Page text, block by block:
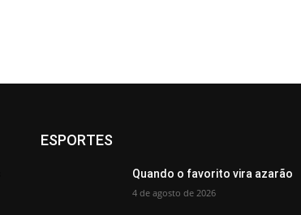
ESPORTES
Quando o favorito vira azarão
4 de agosto de 2026